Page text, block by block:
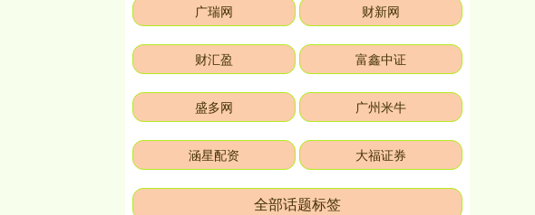
广瑞网 财新网
财汇盈 富鑫中证
盛多网 广州米牛
涵星配资 大福证券
全部话题标签